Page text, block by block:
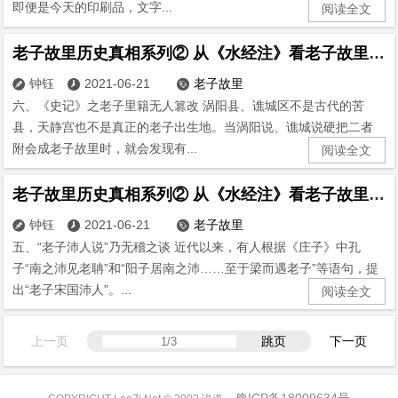
即便是今天的印刷品，文字... 阅读全文
老子故里历史真相系列② 从《水经注》看老子故里(6)
 钟钰  2021-06-21  老子故里
六、《史记》之老子里籍无人篡改 涡阳县、谯城区不是古代的苦
县，天静宫也不是真正的老子出生地。当涡阳说、谯城说硬把二者
附会成老子故里时，就会发现有...
阅读全文
老子故里历史真相系列② 从《水经注》看老子故里(5)
 钟钰  2021-06-21  老子故里
五、“老子沛人说”乃无稽之谈 近代以来，有人根据《庄子》中孔
子“南之沛见老聃”和“阳子居南之沛……至于梁而遇老子”等语句，提
出“老子宋国沛人”。...
阅读全文
上一页 跳页 下一页